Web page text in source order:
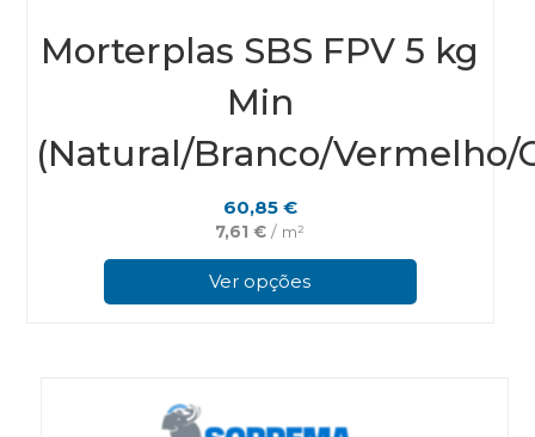
Morterplas SBS FPV 5 kg
Min
(Natural/Branco/Vermelho/
60,85 €
7,61€ / m²
Ver opções